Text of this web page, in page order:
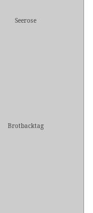
Seerose
Brotbacktag